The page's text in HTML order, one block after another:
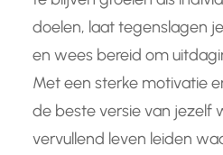
doelen, laat tegenslagen
en wees bereid om
Met een sterke motivatie
de beste versie van jezelf
vervullend leven leiden